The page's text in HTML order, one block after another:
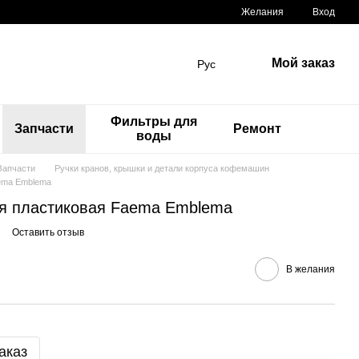
Желания Вход
Рус Мой заказ
Запчасти
Фильтры для
воды
Ремонт
Ручки кранов, крышки и детали корпуса кофемашин
Emblema
пластиковая Faema Emblema
Оставить отзыв
В желания